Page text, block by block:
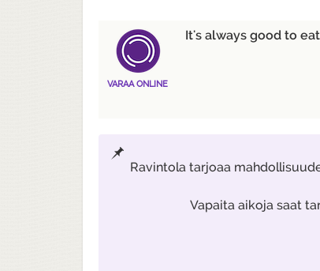
VARAA ONLINE
It's always good to
Ravintola tarjoaa
Vapaita aikoja saat